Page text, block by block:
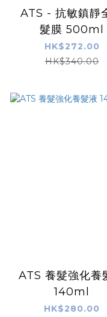
ATS - 抗敏鎮靜
髮膜 500ml
HK$272.00
HK$340.00
ATS 養髮強化養
140ml
HK$280.00